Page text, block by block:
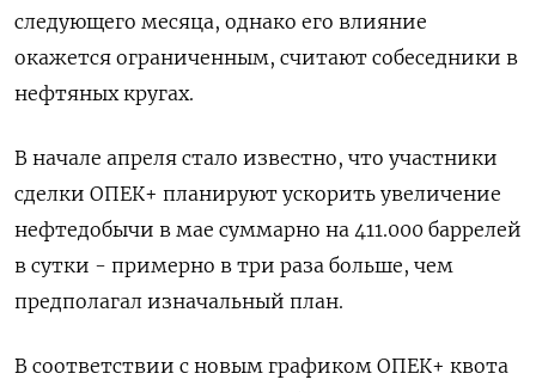
следующего месяца, однако его влияние
окажется ограниченным, считают собеседники в
нефтяных кругах.
В начале апреля стало известно, что участники
сделки ОПЕК+ планируют ускорить увеличение
нефтедобычи в мае суммарно на 411.000 баррелей
в сутки - примерно в три раза больше, чем
предполагал изначальный план.
В соответствии с новым графиком ОПЕК+ квота